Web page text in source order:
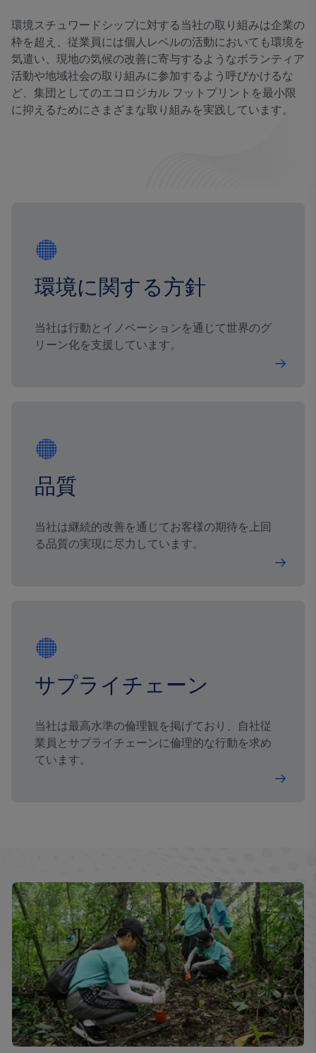
環境スチュワードシップに対する当社の取り組みは企業の
枠を超え、従業員には個人レベルの活動においても環境を
気遣い、現地の気候の改善に寄与するようなボランティア
活動や地域社会の取り組みに参加するよう呼びかけるな
ど、集団としてのエコロジカル フットプリントを最小限
に抑えるためにさまざまな取り組みを実践しています。
環境に関する方針
当社は行動とイノベーションを通じて世界のグ
リーン化を支援しています。
品質
当社は継続的改善を通じてお客様の期待を上回
る品質の実現に尽力しています。
サプライチェーン
当社は最高水準の倫理観を掲げており、自社従
業員とサプライチェーンに倫理的な行動を求め
ています。